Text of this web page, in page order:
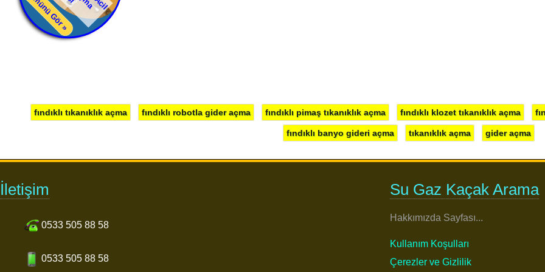
Tümünü Gör »
fındıklı tıkanıklık açma fındıklı robotla gider açma fındıklı pimaş tıkanıklık açma fındıklı klozet tıkanıklık açma
fındıklı banyo gideri açma tıkanıklık açma gider açma
İletişim
0533 505 88 58
0533 505 88 58
Su Gaz Kaçak Arama
Hakkımızda Sayfası...
Kullanım Koşulları
Çerezler ve Gizlilik